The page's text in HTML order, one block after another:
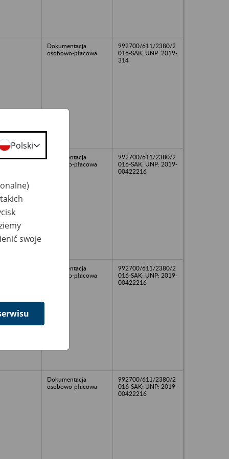
Dokumentacja
osobowo-płacowa
992700/611/2380/2
016-SAK; UNP: 2019-
314
Dokumentacja
osobowo-płacowa
992700/611/2380/2
016-SAK; UNP: 2019-
00422216
Dokumentacja
osobowo-płacowa
992700/611/2380/2
016-SAK; UNP: 2019-
00422216
Dokumentacja
osobowo-płacowa
992700/611/2380/2
016-SAK; UNP: 2019-
00422216
Polski
swoje